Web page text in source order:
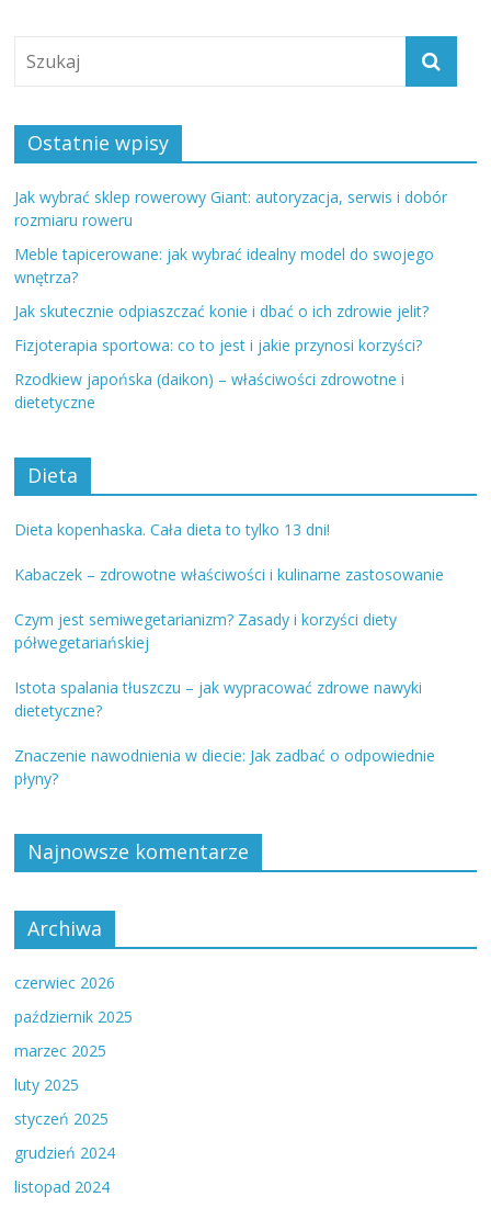
Ostatnie wpisy
Jak wybrać sklep rowerowy Giant: autoryzacja, serwis i dobór
rozmiaru roweru
Meble tapicerowane: jak wybrać idealny model do swojego
wnętrza?
Jak skutecznie odpiaszczać konie i dbać o ich zdrowie jelit?
Fizjoterapia sportowa: co to jest i jakie przynosi korzyści?
Rzodkiew japońska (daikon) – właściwości zdrowotne i
dietetyczne
Dieta
Dieta kopenhaska. Cała dieta to tylko 13 dni!
Kabaczek – zdrowotne właściwości i kulinarne zastosowanie
Czym jest semiwegetarianizm? Zasady i korzyści diety
półwegetariańskiej
Istota spalania tłuszczu – jak wypracować zdrowe nawyki
dietetyczne?
Znaczenie nawodnienia w diecie: Jak zadbać o odpowiednie
płyny?
Najnowsze komentarze
Archiwa
czerwiec 2026
październik 2025
marzec 2025
luty 2025
styczeń 2025
grudzień 2024
listopad 2024